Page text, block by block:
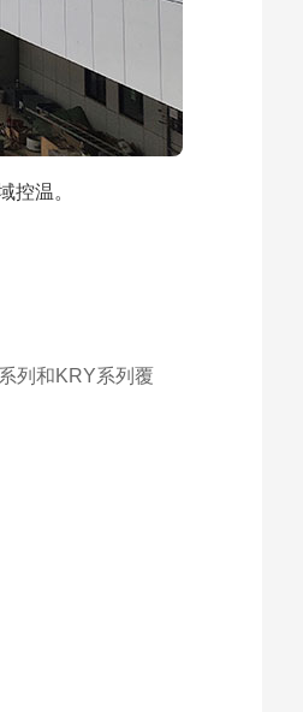
控温。
列和KRY系列覆